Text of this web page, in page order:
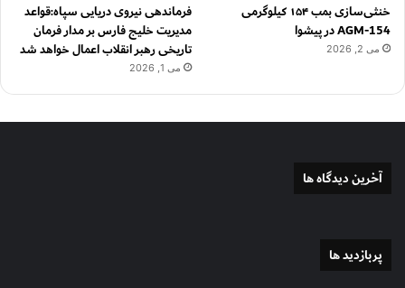
خنثی‌سازی بمب ۱۵۴ کیلوگرمی
AGM-154 در پیشوا
می 2, 2026
فرماندهی نیروی دریایی سپاه:قواعد
مدیریت خلیج فارس بر مدار فرمان
تاریخی رهبر انقلاب اعمال خواهد شد
می 1, 2026
آخرین دیدگاه ها
پربازدید ها